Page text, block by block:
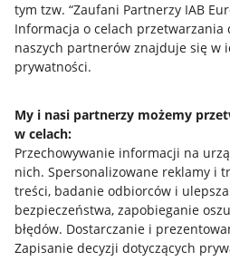
tym tzw. “Zaufani Partnerzy IAB
Informacja o celach przetwarzania
naszych partnerów znajduje się w
prywatności.
My i nasi partnerzy możemy
w celach:
Przechowywanie informacji na
nich. Spersonalizowane reklamy i
treści, badanie odbiorców i
bezpieczeństwa, zapobieganie
błędów. Dostarczanie i
Zapisanie decyzji dotyczących
Przydatne informacje
Jak to działa
Allegro Gadane dla sprzedających
Allegro Gadane dla kupujących
Mapa miejscowości
Informacje prawne